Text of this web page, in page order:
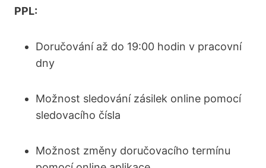
PPL:
Doručování až do 19:00 hodin v pracovní
dny
Možnost sledování zásilek online pomocí
sledovacího čísla
Možnost změny doručovacího termínu